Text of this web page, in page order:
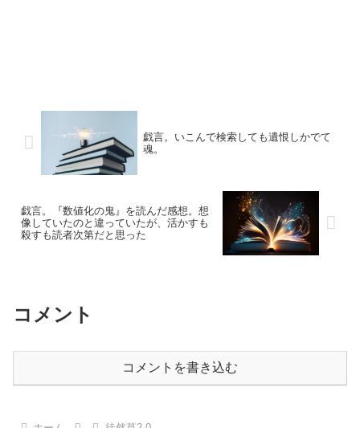
戯言。いこんで検索しても遺恨しかでて
魂。
戯言。『数値化の鬼』を読んだ感想。想
像していたのと違っていたが、活かすも
殺すも読者次第だと思った
コメント
コメントを書き込む